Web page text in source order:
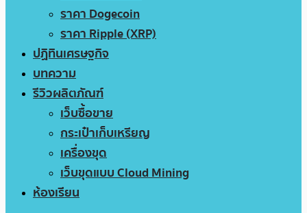
ราคา Dogecoin
ราคา Ripple (XRP)
ปฏิทินเศรษฐกิจ
บทความ
รีวิวผลิตภัณฑ์
เว็บซื้อขาย
กระเป๋าเก็บเหรียญ
เครื่องขุด
เว็บขุดแบบ Cloud Mining
ห้องเรียน